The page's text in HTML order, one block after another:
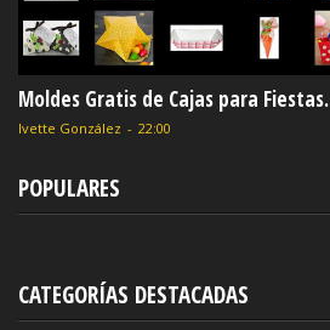
Moldes Gratis de Cajas para Fiestas.
Ivette González - 22:00
POPULARES
CATEGORÍAS DESTACADAS